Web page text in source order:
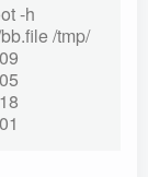
-h
/tmp/